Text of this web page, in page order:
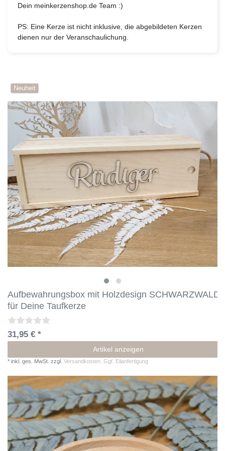
Dein meinkerzenshop.de Team :)
PS: Eine Kerze ist nicht inklusive, die abgebildeten Kerzen
dienen nur der Veranschaulichung.
Neuheit
Aufbewahrungsbox mit Holzdesign SCHWARZWALD -
für Deine Taufkerze
31,95 € *
Artikel anzeigen
* inkl. ges. MwSt. zzgl. Versandkosten. Ggf. Eilanfertigung